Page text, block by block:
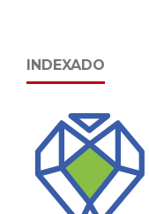
INDEXADO